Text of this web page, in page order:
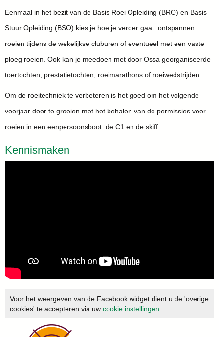
Eenmaal in het bezit van de Basis Roei Opleiding (BRO) en Basis
Stuur Opleiding (BSO) kies je hoe je verder gaat: ontspannen
roeien tijdens de wekelijkse cluburen of eventueel met een vaste
ploeg roeien. Ook kan je meedoen met door Ossa georganiseerde
toertochten, prestatietochten, roeimarathons of roeiwedstrijden.
Om de roeitechniek te verbeteren is het goed om het volgende
voorjaar door te groeien met het behalen van de permissies voor
roeien in een eenpersoonsboot: de C1 en de skiff.
Kennismaken
Voor het weergeven van de Facebook widget dient u de 'overige
cookies' te accepteren via uw cookie instellingen